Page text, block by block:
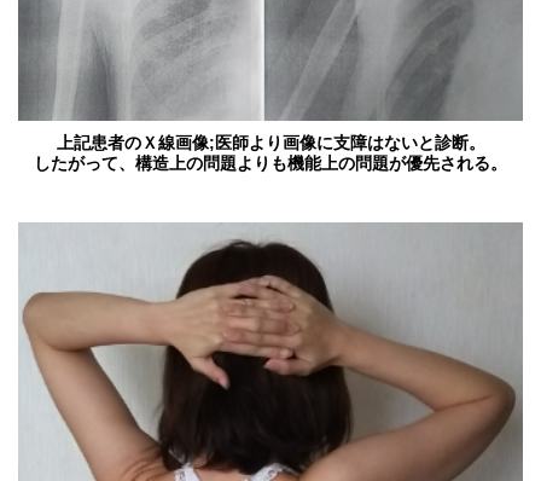
上記患者のＸ線画像;医師より画像に支障はないと診断。
したがって、構造上の問題よりも機能上の問題が優先される。